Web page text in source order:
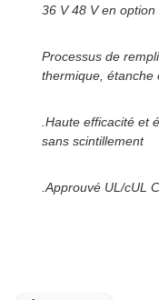
36 V 48 V en
Processus de
thermique, étanche
.Haute efficacité et
sans scintillement
.Approuvé UL/cUL